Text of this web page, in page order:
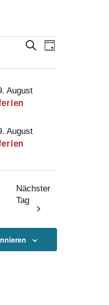
Ansichten,
Navigation
SucheVeranstaltung
Ansichten-
Tag
August
August
Nächster
Tag